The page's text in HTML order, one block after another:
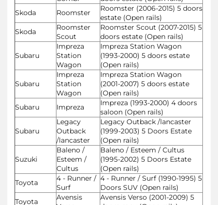
Skoda
Roomster
Roomster (2006-2015) 5 doors
estate (Open rails)
Skoda
Roomster
Scout
Roomster Scout (2007-2015) 5
doors estate (Open rails)
Subaru
Impreza
Station
Wagon
Impreza Station Wagon
(1993-2000) 5 doors estate
(Open rails)
Subaru
Impreza
Station
Wagon
Impreza Station Wagon
(2001-2007) 5 doors estate
(Open rails)
Subaru
Impreza
Impreza (1993-2000) 4 doors
saloon (Open rails)
Subaru
Legacy
Outback
/lancaster
Legacy Outback /lancaster
(1999-2003) 5 Doors Estate
(Open rails)
Suzuki
Baleno /
Esteem /
Cultus
Baleno / Esteem / Cultus
(1995-2002) 5 Doors Estate
(Open rails)
Toyota
4 - Runner /
Surf
4 - Runner / Surf (1990-1995) 5
Doors SUV (Open rails)
Toyota
Avensis
Avensis Verso (2001-2009) 5